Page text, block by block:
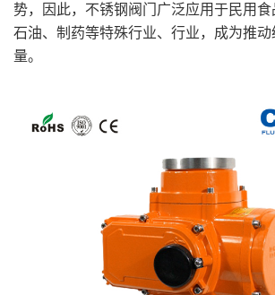
势，因此，不锈钢阀门广泛应用于民用食
石油、制药等特殊行业、行业，成为推
量。